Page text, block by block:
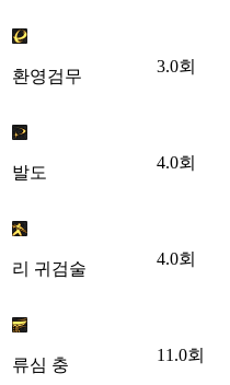
환영검무
3.0회
발도
4.0회
리 귀검술
4.0회
류심 충
11.0회